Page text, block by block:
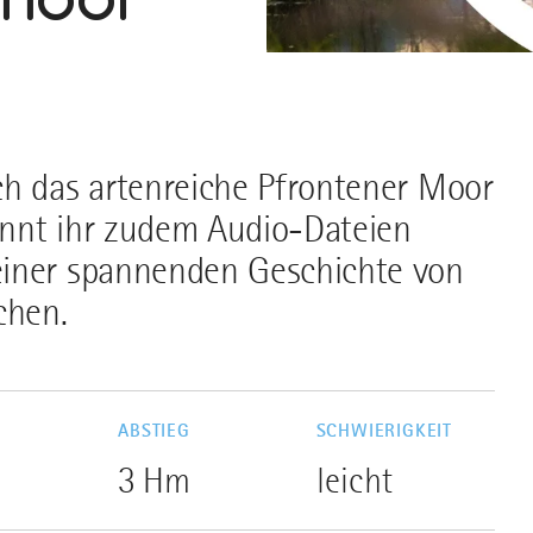
das artenreiche Pfrontener Moor
ihr zudem Audio-Dateien
spannenden Geschichte von
ABSTIEG
3 Hm
SCHWIERIGKEIT
leicht